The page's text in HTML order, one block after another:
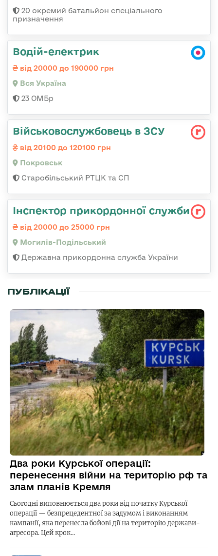
20 окремий батальйон спеціального
призначення
Водій-електрик
від 20000 до 190000 грн
Вся Україна
23 ОМБр
Військовослужбовець в ЗСУ
від 20100 до 120100 грн
Покровськ
Старобільський РТЦК та СП
Інспектор прикордонної служби
від 20000 до 25000 грн
Могилів-Подільський
Державна прикордонна служба України
ПУБЛІКАЦІЇ
Два роки Курської операції:
перенесення війни на територію рф та
злам планів Кремля
Сьогодні виповнюється два роки від початку Курської
операції — безпрецедентної за задумом і виконанням
кампанії, яка перенесла бойові дії на територію держави-
агресора. Цей крок…